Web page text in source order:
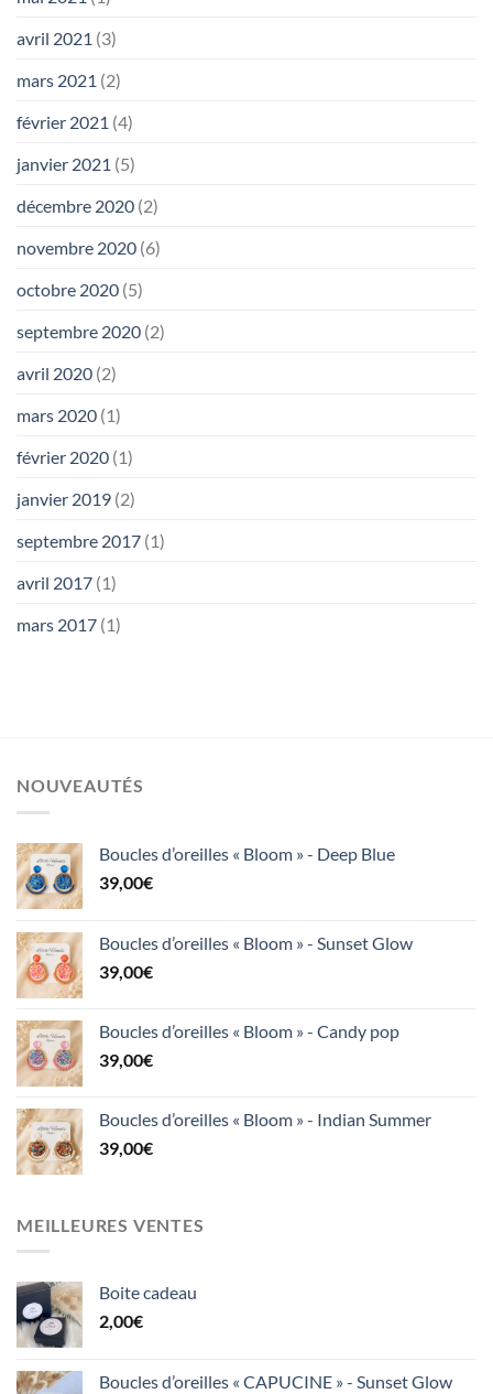
avril 2021 (3)
mars 2021 (2)
février 2021 (4)
janvier 2021 (5)
décembre 2020 (2)
novembre 2020 (6)
octobre 2020 (5)
septembre 2020 (2)
avril 2020 (2)
mars 2020 (1)
février 2020 (1)
janvier 2019 (2)
septembre 2017 (1)
avril 2017 (1)
mars 2017 (1)
NOUVEAUTÉS
Boucles d’oreilles « Bloom » - Deep Blue
39,00€
Boucles d’oreilles « Bloom » - Sunset Glow
39,00€
Boucles d’oreilles « Bloom » - Candy pop
39,00€
Boucles d’oreilles « Bloom » - Indian Summer
39,00€
MEILLEURES VENTES
Boite cadeau
2,00€
Boucles d’oreilles « CAPUCINE » - Sunset Glow